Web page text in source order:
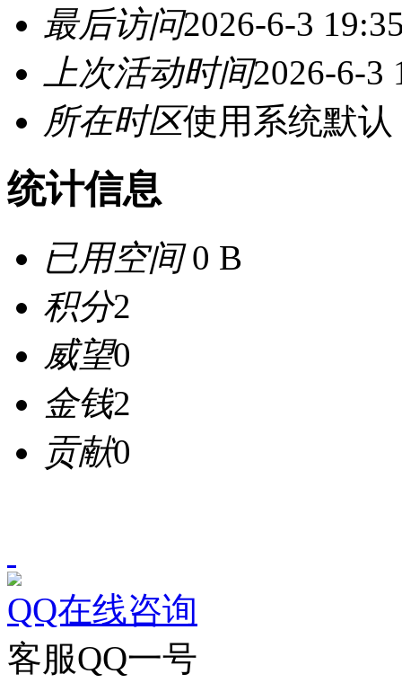
最后访问2026-6-3
上次活动时间2026-6-3
所在时区使用系统默认
统计信息
已用空间0 B
积分2
威望0
金钱2
贡献0
QQ在线咨询
客服QQ一号